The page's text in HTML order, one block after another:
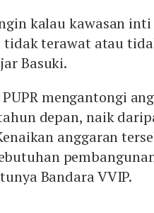
kalau kawasan
tidak terawat atau
Basuki.
mengantongi
depan, naik
anggaran
Bandara VVIP.